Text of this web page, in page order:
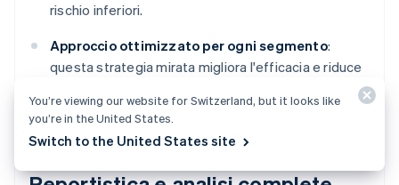
rischio inferiori.
Approccio ottimizzato per ogni segmento:
questa strategia mirata migliora l'efficacia e riduce
clienti.
You’re viewing our website for Switzerland, but it looks like
you’re in the United States.
Switch to the United States site